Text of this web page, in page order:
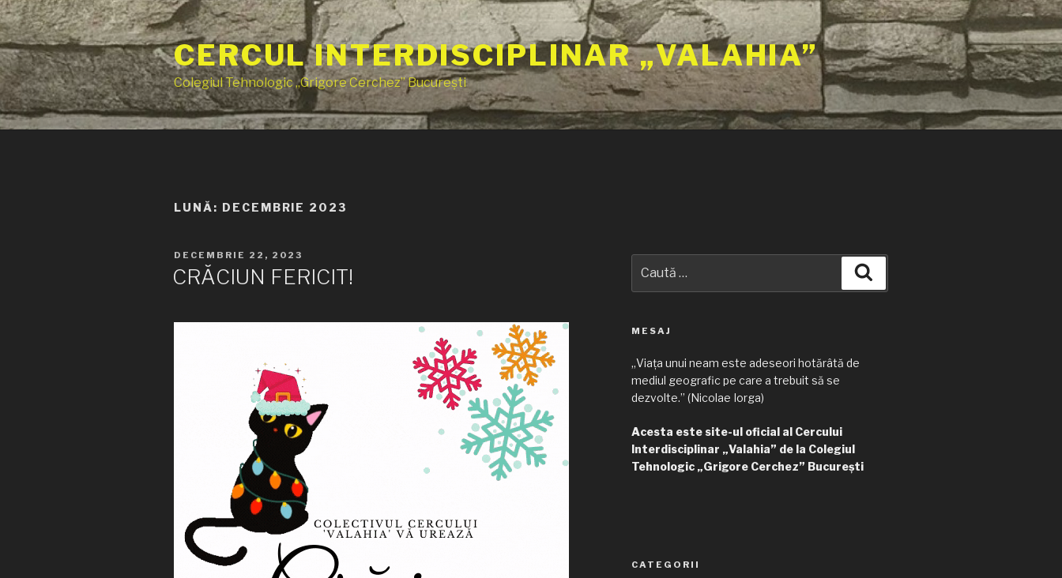
Sari
la
conținut
CERCUL INTERDISCIPLINAR „VALAHIA”
Colegiul Tehnologic „Grigore Cerchez” București
LUNĂ: DECEMBRIE 2023
PUBLICAT
PE
DECEMBRIE 22, 2023
CRĂCIUN FERICIT!
după:
MESAJ
„Viața unui neam este adeseori hotărâtă de
mediul geografic pe care a trebuit să se
dezvolte.” (Nicolae Iorga)
Acesta este site-ul oficial al Cercului
Interdisciplinar „Valahia” de la Colegiul
Tehnologic „Grigore Cerchez” București
CATEGORII